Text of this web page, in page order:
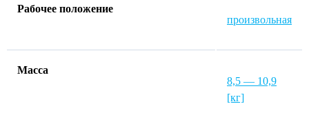
Рабочее положение
произвольная
Macca
8,5 — 10,9
[кг]